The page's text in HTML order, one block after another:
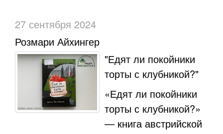
27 сентября 2024
Розмари Айхингер
"Едят ли покойники
торты с клубникой?"
«Едят ли покойники
торты с клубникой?»
— книга австрийской